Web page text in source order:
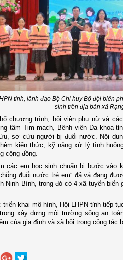
tỉnh, lãnh đạo Bộ Chỉ huy Bộ đội biên
sinh trên địa bàn xã
chương trình, hội viên phụ nữ và
tâm Tim mạch, Bệnh viện Đa khoa
sơ cứu người bị đuối nước. Nội
kiến thức, kỹ năng xử lý tình
cộng đồng.
các em học sinh chuẩn bị bước vào
đuối nước trẻ em” đã và đang
Ninh Bình, trong đó có 4 xã tuyến biển
triển khai mô hình, Hội LHPN tỉnh tiếp
xây dựng môi trường sống an
của gia đình và xã hội trong công tác